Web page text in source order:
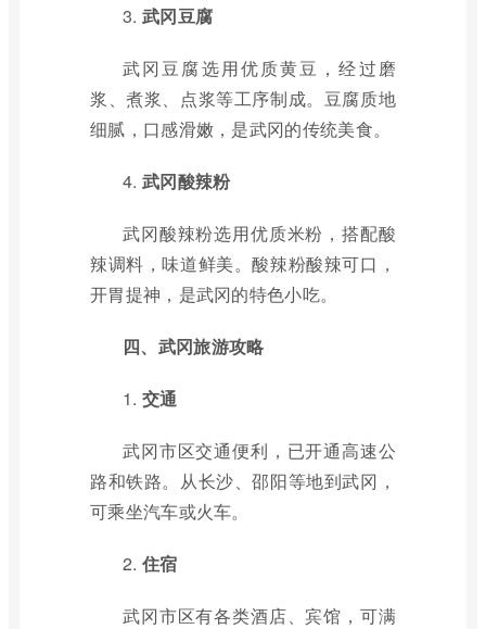
3. 武冈豆腐
武冈豆腐选用优质黄豆，经过磨
浆、煮浆、点浆等工序制成。豆腐质地
细腻，口感滑嫩，是武冈的传统美食。
4. 武冈酸辣粉
武冈酸辣粉选用优质米粉，搭配酸
辣调料，味道鲜美。酸辣粉酸辣可口，
开胃提神，是武冈的特色小吃。
四、武冈旅游攻略
1. 交通
武冈市区交通便利，已开通高速公
路和铁路。从长沙、邵阳等地到武冈，
可乘坐汽车或火车。
2. 住宿
武冈市区有各类酒店、宾馆，可满